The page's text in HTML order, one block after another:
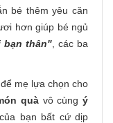
bé thêm yêu căn
hơn giúp bé ngủ
bạn thân" , các ba
mẹ lựa chọn cho
quàvô cùngý
của bạn bất cứ dịp